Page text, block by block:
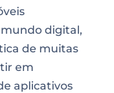
digital,
de muitas
em
aplicativos